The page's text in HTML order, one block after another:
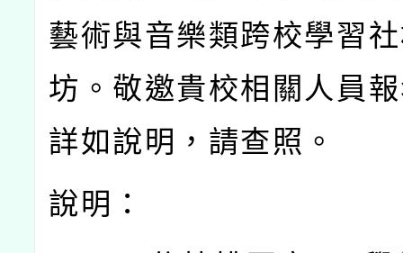
藝術與音樂類跨校學習
坊。敬邀貴校相關人員
詳如說明，請查照。
說明：